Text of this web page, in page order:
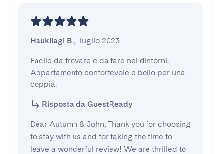
Haukilagi B., luglio 2023
Facile da trovare e da fare nei dintorni.
Appartamento confortevole e bello per una
coppia.
Risposta da GuestReady
Dear Autumn & John, Thank you for choosing
to stay with us and for taking the time to
leave a wonderful review! We are thrilled to